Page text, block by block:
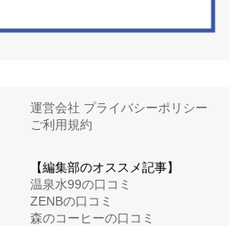
運営会社 プライバシーポリシー
ご利用規約
【編集部のオススメ記事】
温泉水99の口コミ
ZENBの口コミ
森のコーヒーの口コミ